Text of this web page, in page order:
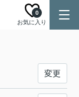
お気に入り
0
変更